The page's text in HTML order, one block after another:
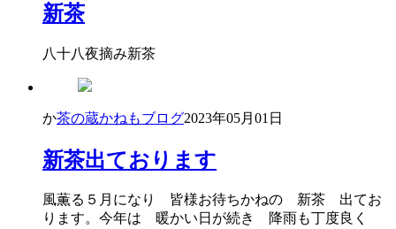
新茶
八十八夜摘み新茶
か茶の蔵かねもブログ2023年05月01日
新茶出ております
風薫る５月になり 皆様お待ちかねの 新茶 出てお
ります。今年は 暖かい日が続き 降雨も丁度良く